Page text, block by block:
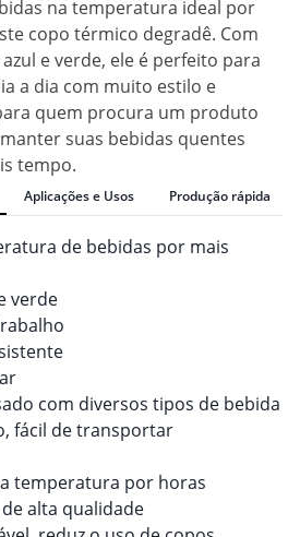
na temperatura ideal por
copo térmico degradê. Com
e verde, ele é perfeito para
a dia com muito estilo e
quem procura um produto
suas bebidas quentes
tempo.
Aplicações e Usos Produção rápida
de bebidas por mais
verde
com diversos tipos de bebida
fácil de transportar
temperatura por horas
alta qualidade